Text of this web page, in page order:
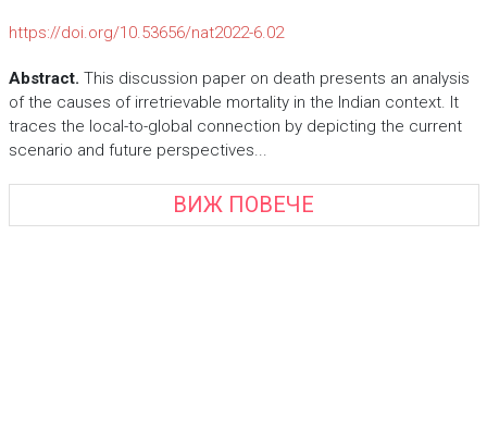
https://doi.org/10.53656/nat2022-6.02
Abstract. This discussion paper on death presents an analysis
of the causes of irretrievable mortality in the Indian context. It
traces the local-to-global connection by depicting the current
scenario and future perspectives...
ВИЖ ПОВЕЧЕ